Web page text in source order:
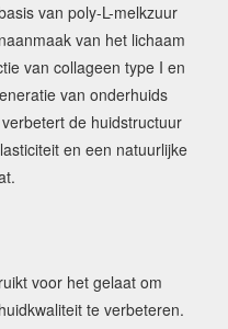
van poly-L-melkzuur
van het lichaam
van collageen type I en
van onderhuids
de huidstructuur
en een natuurlijke
voor het gelaat om
te verbeteren.